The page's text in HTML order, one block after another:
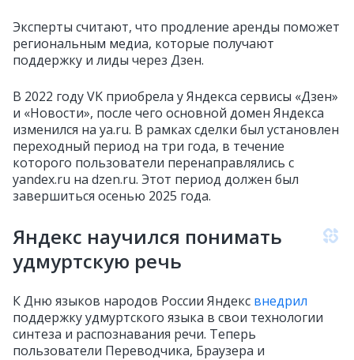
Эксперты считают, что продление аренды поможет
региональным медиа, которые получают
поддержку и лиды через Дзен.
В 2022 году VK приобрела у Яндекса сервисы «Дзен»
и «Новости», после чего основной домен Яндекса
изменился на ya.ru. В рамках сделки был установлен
переходный период на три года, в течение
которого пользователи перенаправлялись с
yandex.ru на dzen.ru. Этот период должен был
завершиться осенью 2025 года.
Яндекс научился понимать
удмуртскую речь
К Дню языков народов России Яндекс внедрил
поддержку удмуртского языка в свои технологии
синтеза и распознавания речи. Теперь
пользователи Переводчика, Браузера и